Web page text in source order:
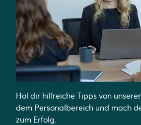
Hol dir hilfreiche Tipps von
dem Personalbereich und mach
zum Erfolg.